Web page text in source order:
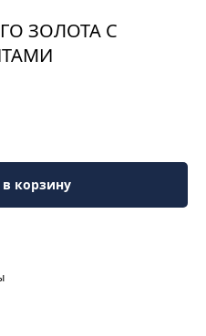
ЗОЛОТА С
корзину